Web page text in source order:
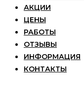
АКЦИИ
ЦЕНЫ
РАБОТЫ
ОТЗЫВЫ
ИНФОРМАЦИЯ
КОНТАКТЫ